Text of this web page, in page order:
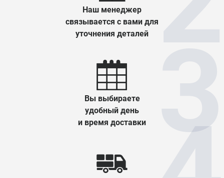
Наш менеджер
связывается с вами для
уточнения деталей
Вы выбираете
удобный день
и время доставки